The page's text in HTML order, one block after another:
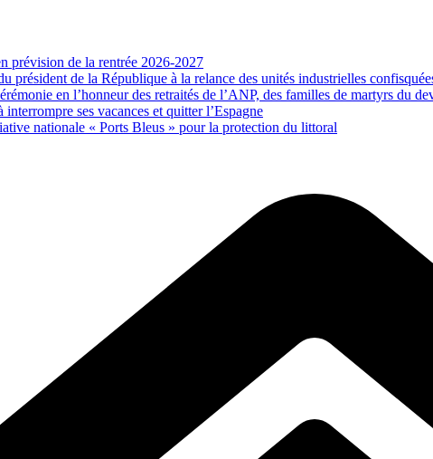
prévision de la rentrée 2026-2027
président de la République à la relance des unités industrielles
en l’honneur des retraités de l’ANP, des familles de martyrs du
ses vacances et quitter l’Espagne
nationale « Ports Bleus » pour la protection du littoral